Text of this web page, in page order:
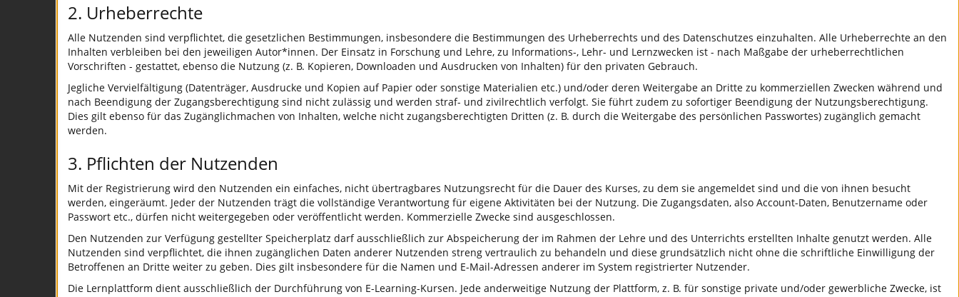
2. Urheberrechte
Alle Nutzenden sind verpflichtet, die gesetzlichen Bestimmungen, insbesondere die Bestimmungen des Urheberrechts und des Datenschutzes einzuhalten. Alle Urheberrechte an den
Inhalten verbleiben bei den jeweiligen Autor*innen. Der Einsatz in Forschung und Lehre, zu Informations-, Lehr- und Lernzwecken ist - nach Maßgabe der urheberrechtlichen
Vorschriften - gestattet, ebenso die Nutzung (z. B. Kopieren, Downloaden und Ausdrucken von Inhalten) für den privaten Gebrauch.
Jegliche Vervielfältigung (Datenträger, Ausdrucke und Kopien auf Papier oder sonstige Materialien etc.) und/oder deren Weitergabe an Dritte zu kommerziellen Zwecken während und
nach Beendigung der Zugangsberechtigung sind nicht zulässig und werden straf- und zivilrechtlich verfolgt. Sie führt zudem zu sofortiger Beendigung der Nutzungsberechtigung.
Dies gilt ebenso für das Zugänglichmachen von Inhalten, welche nicht zugangsberechtigten Dritten (z. B. durch die Weitergabe des persönlichen Passwortes) zugänglich gemacht
werden.
3. Pflichten der Nutzenden
Mit der Registrierung wird den Nutzenden ein einfaches, nicht übertragbares Nutzungsrecht für die Dauer des Kurses, zu dem sie angemeldet sind und die von ihnen besucht
werden, eingeräumt. Jeder der Nutzenden trägt die vollständige Verantwortung für eigene Aktivitäten bei der Nutzung. Die Zugangsdaten, also Account-Daten, Benutzername oder
Passwort etc., dürfen nicht weitergegeben oder veröffentlicht werden. Kommerzielle Zwecke sind ausgeschlossen.
Den Nutzenden zur Verfügung gestellter Speicherplatz darf ausschließlich zur Abspeicherung der im Rahmen der Lehre und des Unterrichts erstellten Inhalte genutzt werden. Alle
Nutzenden sind verpflichtet, die ihnen zugänglichen Daten anderer Nutzenden streng vertraulich zu behandeln und diese grundsätzlich nicht ohne die schriftliche Einwilligung der
Betroffenen an Dritte weiter zu geben. Dies gilt insbesondere für die Namen und E-Mail-Adressen anderer im System registrierter Nutzender.
Die Lernplattform dient ausschließlich der Durchführung von E-Learning-Kursen. Jede anderweitige Nutzung der Plattform, z. B. für sonstige private und/oder gewerbliche Zwecke, ist